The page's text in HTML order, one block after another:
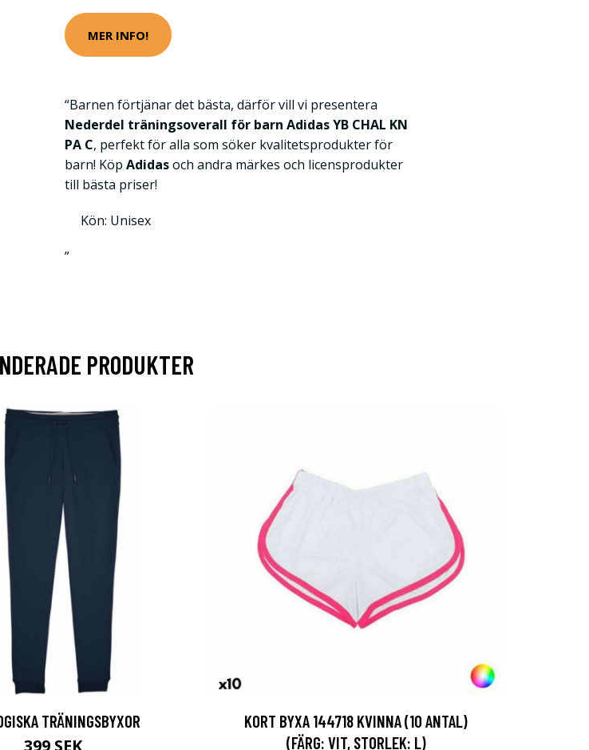
MER INFO!
“Barnen förtjänar det bästa, därför vill vi presentera
Nederdel träningsoverall för barn Adidas YB CHAL KN
PA C, perfekt för alla som söker kvalitetsprodukter för
barn! Köp Adidasoch andra märkes och licensprodukter
till bästa priser!
Kön: Unisex
”
PRODUKTER
TRÄNINGSBYXOR
399 SEK
KORT BYXA 144718 KVINNA (10 ANTAL)
(FÄRG: VIT, STORLEK: L)